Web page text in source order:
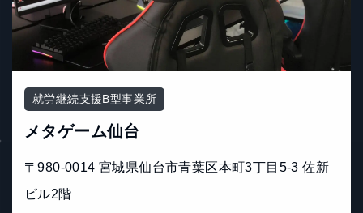
就労継続支援B型事業所
メタゲーム仙台
〒980-0014 宮城県仙台市青葉区本町3丁目5-3 佐新
ビル2階